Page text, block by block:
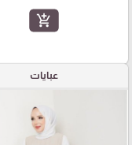
add_shopping_cart
عبايات